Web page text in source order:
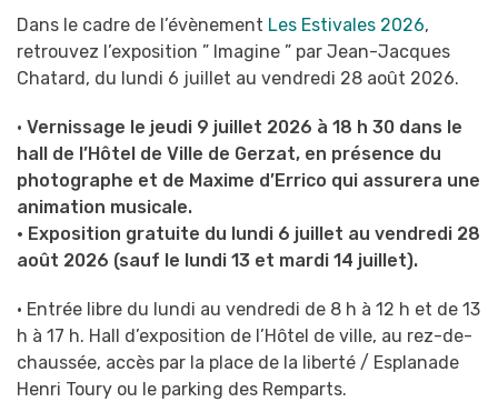
Dans le cadre de l’évènement Les Estivales 2026Nouvel
onglet
,
retrouvez l’exposition ” Imagine ” par Jean-Jacques
Chatard, du lundi 6 juillet au vendredi 28 août 2026.
• Vernissage le jeudi 9 juillet 2026 à 18 h 30 dans le
hall de l’Hôtel de Ville de Gerzat, en présence du
photographe et de Maxime d’Errico qui assurera une
animation musicale.
• Exposition gratuite du lundi 6 juillet au vendredi 28
août 2026 (sauf le lundi 13 et mardi 14 juillet).
• Entrée libre du lundi au vendredi de 8 h à 12 h et de 13
h à 17 h. Hall d’exposition de l’Hôtel de ville, au rez-de-
chaussée, accès par la place de la liberté / Esplanade
Henri Toury ou le parking des Remparts.